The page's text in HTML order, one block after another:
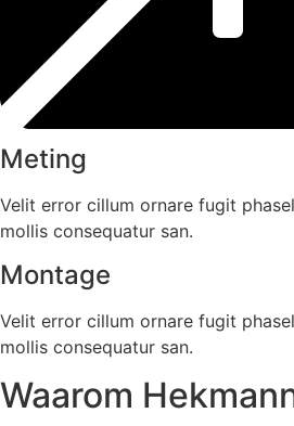
Meting
Velit error cillum ornare fugit
mollis consequatur san.
Montage
Velit error cillum ornare fugit
mollis consequatur san.
Waarom